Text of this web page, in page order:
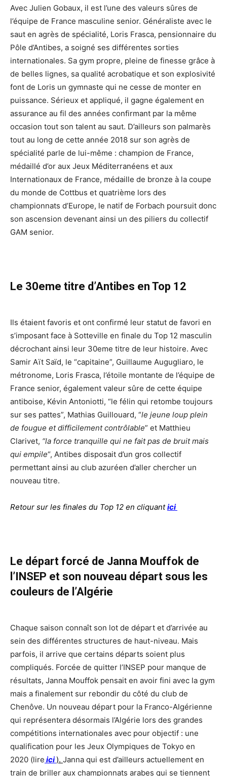
Avec Julien Gobaux, il est l’une des valeurs sûres de
l’équipe de France masculine senior. Généraliste avec le
saut en agrès de spécialité, Loris Frasca, pensionnaire du
Pôle d’Antibes, a soigné ses différentes sorties
internationales. Sa gym propre, pleine de finesse grâce à
de belles lignes, sa qualité acrobatique et son explosivité
font de Loris un gymnaste qui ne cesse de monter en
puissance. Sérieux et appliqué, il gagne également en
assurance au fil des années confirmant par la même
occasion tout son talent au saut. D’ailleurs son palmarès
tout au long de cette année 2018 sur son agrès de
spécialité parle de lui-même : champion de France,
médaillé d’or aux Jeux Méditerranéens et aux
Internationaux de France, médaille de bronze à la coupe
du monde de Cottbus et quatrième lors des
championnats d’Europe, le natif de Forbach poursuit donc
son ascension devenant ainsi un des piliers du collectif
GAM senior.
Le 30eme titre d’Antibes en Top 12
Ils étaient favoris et ont confirmé leur statut de favori en
s’imposant face à Sotteville en finale du Top 12 masculin
décrochant ainsi leur 30eme titre de leur histoire. Avec
Samir Aït Saïd, le “capitaine”, Guillaume Augugliaro, le
métronome, Loris Frasca, l’étoile montante de l’équipe de
France senior, également valeur sûre de cette équipe
antiboise, Kévin Antoniotti, “le félin qui retombe toujours
sur ses pattes”, Mathias Guillouard, “le jeune loup plein
de fougue et difficilement contrôlable” et Matthieu
Clarivet, “la force tranquille qui ne fait pas de bruit mais
qui empile“, Antibes disposait d’un gros collectif
permettant ainsi au club azuréen d’aller chercher un
nouveau titre.
Retour sur les finales du Top 12 en cliquant ici
Le départ forcé de Janna Mouffok de
l’INSEP et son nouveau départ sous les
couleurs de l’Algérie
Chaque saison connaît son lot de départ et d’arrivée au
sein des différentes structures de haut-niveau. Mais
parfois, il arrive que certains départs soient plus
compliqués. Forcée de quitter l’INSEP pour manque de
résultats, Janna Mouffok pensait en avoir fini avec la gym
mais a finalement sur rebondir du côté du club de
Chenôve. Un nouveau départ pour la Franco-Algérienne
qui représentera désormais l’Algérie lors des grandes
compétitions internationales avec pour objectif : une
qualification pour les Jeux Olympiques de Tokyo en
2020 (lire ici). Janna qui est d’ailleurs actuellement en
train de briller aux championnats arabes qui se tiennent